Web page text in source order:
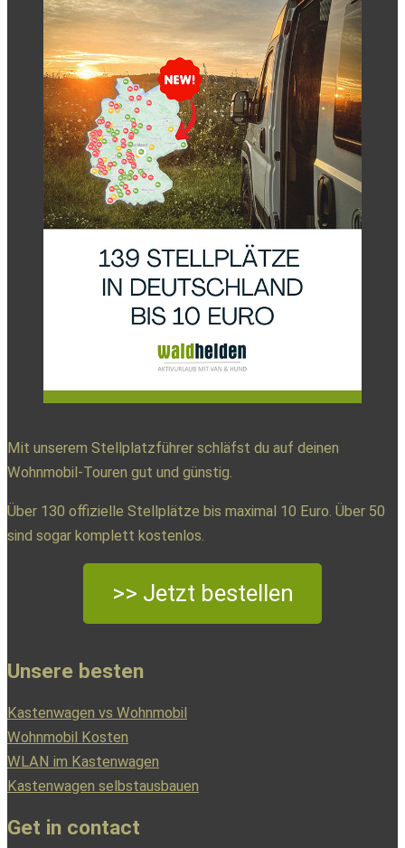
Mit unserem Stellplatzführer schläfst du auf deinen
Wohnmobil-Touren gut und günstig.
Über 130 offizielle Stellplätze bis maximal 10 Euro. Über 50
sind sogar komplett kostenlos.
>> Jetzt bestellen
Unsere besten
Kastenwagen vs Wohnmobil
Wohnmobil Kosten
WLAN im Kastenwagen
Kastenwagen selbstausbauen
Get in contact